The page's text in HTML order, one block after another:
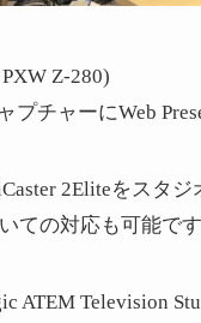
Z-280)
プチャーにWeb
2Eliteをスタ
ての対応も可能です
ATEM Television